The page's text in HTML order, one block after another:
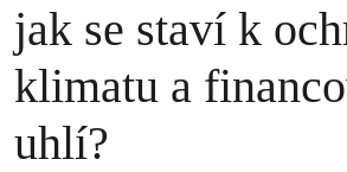
jak se staví k
klimatu a
uhlí?